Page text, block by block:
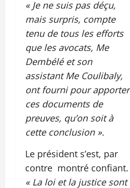
« Je ne suis pas déçu,
mais surpris, compte
tenu de tous les efforts
que les avocats, Me
Dembélé et son
assistant Me Coulibaly,
ont fourni pour apporter
ces documents de
preuves, qu’on soit à
cette conclusion ».
Le président s’est, par
contre montré confiant.
« La loi et la justice sont